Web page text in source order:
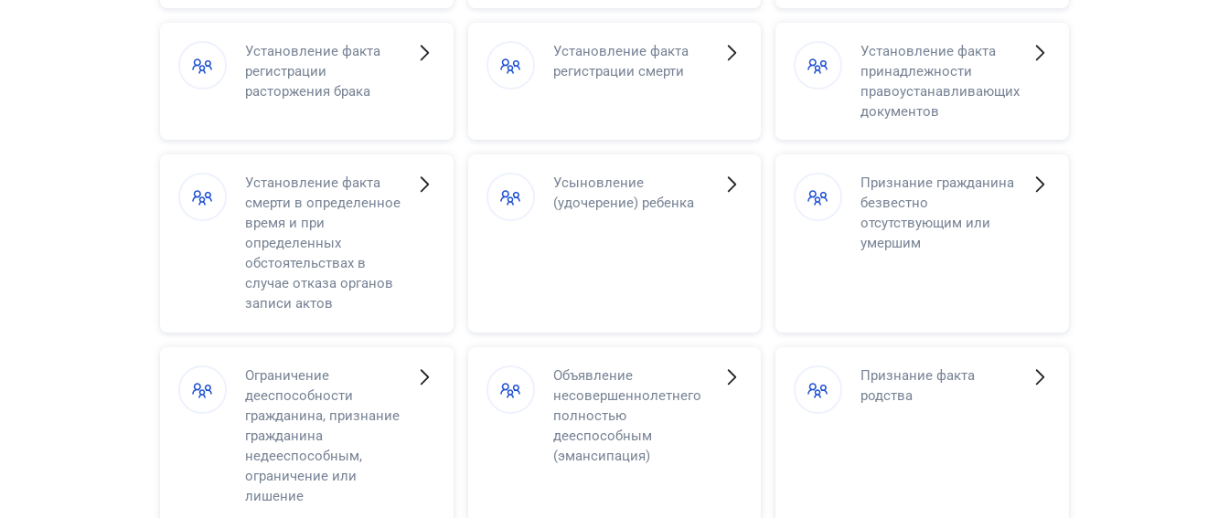
Установление факта
регистрации
расторжения брака
Установление факта
регистрации смерти
Установление факта
принадлежности
правоустанавливающих
документов
Установление факта
смерти в определенное
время и при
определенных
обстоятельствах в
случае отказа органов
записи актов
Усыновление
(удочерение) ребенка
Признание гражданина
безвестно
отсутствующим или
умершим
Ограничение
дееспособности
гражданина, признание
гражданина
недееспособным,
ограничение или
лишение
Объявление
несовершеннолетнего
полностью
дееспособным
(эмансипация)
Признание факта
родства